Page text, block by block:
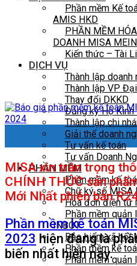
Phần mềm Kế
AMIS HKD
PHẦN MỀM
DOANH MISA
Kiến thức – Tài
DỊCH VỤ
Thành lập doanh
Thành lập VP
Thay đổi DKKD
Đăng ký Hộ Kinh
Thành lập chi
Giải thể doanh
Tư vấn kế toán
Tư vấn Doanh
PHẦN MỀM
Phần mềm kế
Chữ ký số MISA
Hóa đơn điện tử
Phần mềm quản
INBOT
Bảo hiểm xã hội
Phần mềm kế
Phần mềm quản
MISA xin trân trọng
CHÍNH THỨC sản
Mới Nhất phiên bản
Phần mềm kế toán
2023 hiện đang là
biến nhất hiện nay.